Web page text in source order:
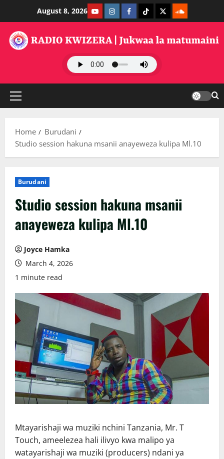
content
August 8, 2026 YoutubeInstagramFacebook
TikTokTwitterSoundClauds
Primary
Home
Burudani
Studio session hakuna msanii anayeweza kulipa Ml.10
Burudani
Studio session hakuna msanii
anayeweza kulipa Ml.10
Joyce Hamka
March 4, 2026
1 minute read
Mtayarishaji wa muziki nchini Tanzania, Mr. T
Touch, ameelezea hali ilivyo kwa malipo ya
watayarishaji wa muziki (producers) ndani ya